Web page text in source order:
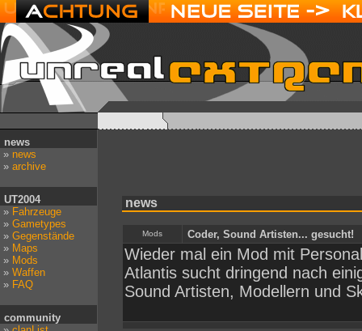
news
» news
» archive
UT2004
» Fahrzeuge
» Gametypes
» Gegenstände
» Maps
» Mods
» Waffen
» FAQ
community
news
Mods Coder, Sound Artisten... gesucht!
Wieder mal ein Mod mit
Atlantis sucht dringend nach
Sound Artisten, Modellern und